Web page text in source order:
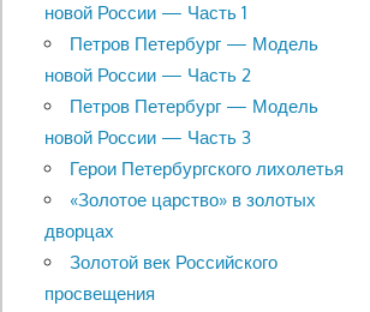
новой России — Часть 1
Петров Петербург — Модель
новой России — Часть 2
Петров Петербург — Модель
новой России — Часть 3
Герои Петербургского лихолетья
«Золотое царство» в золотых
дворцах
Золотой век Российского
просвещения